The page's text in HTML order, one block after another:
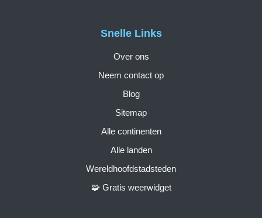
Snelle Links
Over ons
Neem contact op
Blog
Sitemap
Alle continenten
Alle landen
Wereldhoofdstadsteden
🧩 Gratis weerwidget